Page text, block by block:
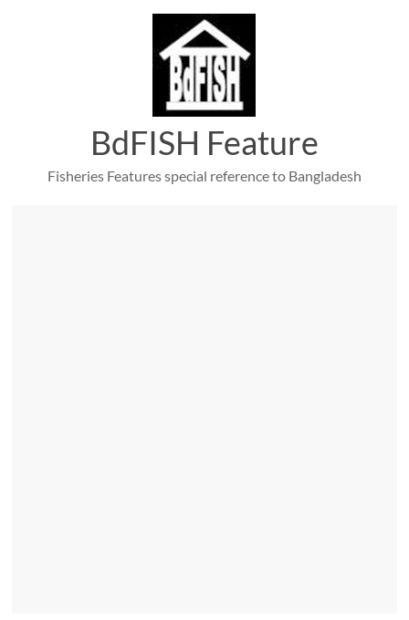
BdFISH Feature
Fisheries Features special reference to Bangladesh